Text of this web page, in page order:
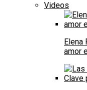
Videos
Elena
amor